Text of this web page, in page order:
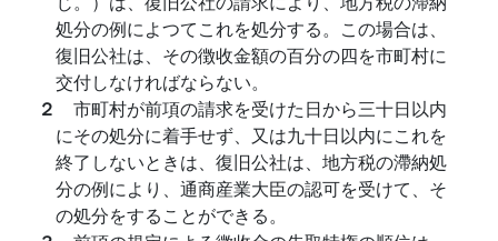
処分の例によつてこれを処分する。この場合は、
復旧公社は、その徴收金額の百分の四を市町村に
交付しなければならない。
２ 市町村が前項の請求を受けた日から三十日以内
にその処分に着手せず、又は九十日以内にこれを
終了しないときは、復旧公社は、地方税の滯納処
分の例により、通商産業大臣の認可を受けて、そ
の処分をすることができる。